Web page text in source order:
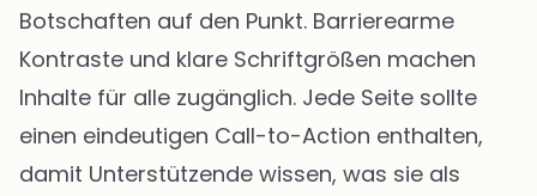
Botschaften auf den Punkt. Barrierearme
Kontraste und klare Schriftgrößen machen
Inhalte für alle zugänglich. Jede Seite sollte
einen eindeutigen Call-to-Action enthalten,
damit Unterstützende wissen, was sie als